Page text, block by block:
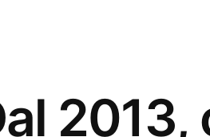
2013,